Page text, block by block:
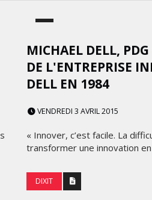
MICHAEL DELL,
DE L'ENTREPRISE
DELL EN 1984
VENDREDI 3 AVRIL 2015
« Innover, c’est facile. La
transformer une innovation
DIXIT
FRONTIÈRES DE
L’INNOVATION